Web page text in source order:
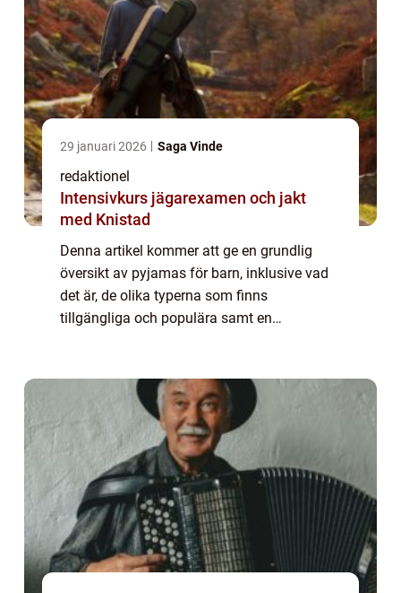
29 januari 2026 Saga Vinde
redaktionel
Intensivkurs jägarexamen och jakt
med Knistad
Denna artikel kommer att ge en grundlig
översikt av pyjamas för barn, inklusive vad
det är, de olika typerna som finns
tillgängliga och populära samt en
mätningar när de...